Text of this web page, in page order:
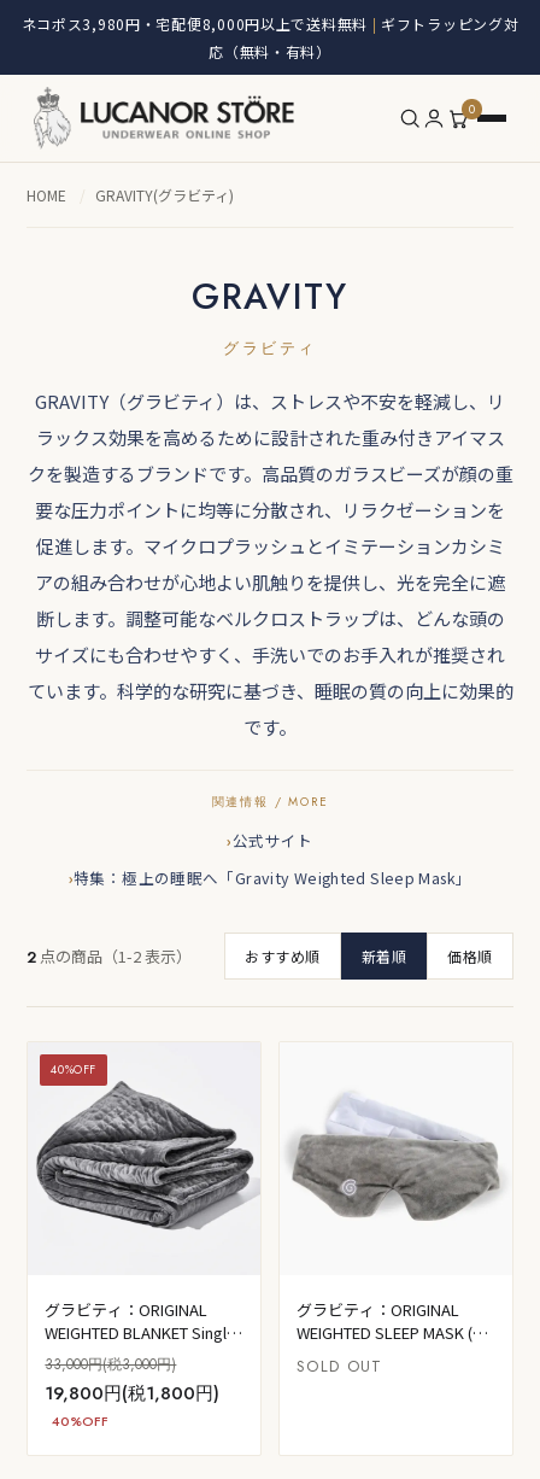
ネコポス3,980円・宅配便8,000円以上で送料無料 | ギフトラッピング対
応（無料・有料）
0
HOME / GRAVITY(グラビティ)
GRAVITY
グラビティ
GRAVITY（グラビティ）は、ストレスや不安を軽減し、リ
ラックス効果を高めるために設計された重み付きアイマス
クを製造するブランドです。高品質のガラスビーズが顔の重
要な圧力ポイントに均等に分散され、リラクゼーションを
促進します。マイクロプラッシュとイミテーションカシミ
アの組み合わせが心地よい肌触りを提供し、光を完全に遮
断します。調整可能なベルクロストラップは、どんな頭の
サイズにも合わせやすく、手洗いでのお手入れが推奨され
ています。科学的な研究に基づき、睡眠の質の向上に効果的
です。
公式サイト
特集：極上の睡眠へ「Gravity Weighted Sleep Mask」
2 点の商品（1-2 表示） おすすめ順 新着順 価格順
40%OFF
グラビティ：ORIGINAL
WEIGHTED BLANKET Single:
15lb(グレー)
33,000円(税3,000円)
19,800円(税1,800円)
40%OFF
グラビティ：ORIGINAL
WEIGHTED SLEEP MASK (グ
SOLD OUT